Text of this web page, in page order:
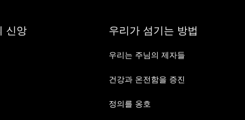
신앙 우리가 섬기는 방법
우리는 주님의 제자들
건강과 온전함을 증진
정의를 옹호